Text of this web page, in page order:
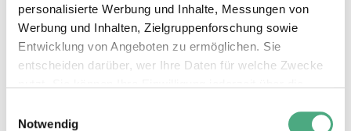
personalisierte Werbung und Inhalte, Messungen von
Werbung und Inhalten, Zielgruppenforschung sowie
Entwicklung von Angeboten zu ermöglichen. Sie
entscheiden darüber, wer Ihre Daten für welche Zwecke
Trigger Symbol ändern oder widerrufen
Notwendig
ÖFFENTLICHE FÜHRUNG
Der Erzschrägaufzug der Völklinger Hütte mit
Copyright: Weltkulturerbe Völklinger Hütte | Karl
©
Das Weltkulturerbe Völklinger Hütte